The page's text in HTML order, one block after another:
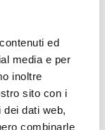
ed
media e per
inoltre
sito con i
dati web,
combinarle
con Valeria